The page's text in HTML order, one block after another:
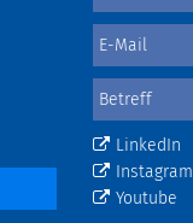
LinkedIn
Instagram
Youtube